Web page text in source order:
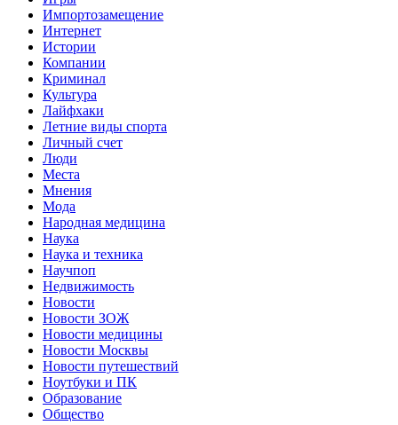
Импортозамещение
Интернет
Истории
Компании
Криминал
Культура
Лайфхаки
Летние виды спорта
Личный счет
Люди
Места
Мнения
Мода
Народная медицина
Наука
Наука и техника
Научпоп
Недвижимость
Новости
Новости ЗОЖ
Новости медицины
Новости Москвы
Новости путешествий
Ноутбуки и ПК
Образование
Общество